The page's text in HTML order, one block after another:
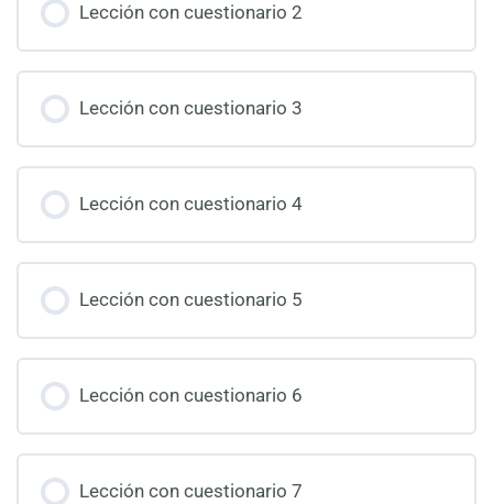
Lección con cuestionario 2
Lección con cuestionario 3
Lección con cuestionario 4
Lección con cuestionario 5
Lección con cuestionario 6
Lección con cuestionario 7